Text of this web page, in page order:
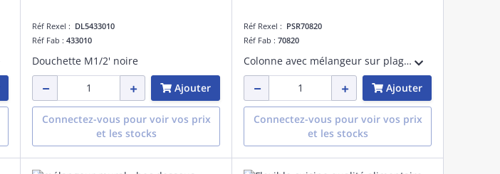
Réf Rexel : DL5433010
Réf Fab : 433010
Douchette M1/2' noire
Ajouter
Connectez-vous pour voir vos prix
et les stocks
Réf Rexel : PSR70820
Réf Fab : 70820
Colonne avec mélangeur sur plage, et douchette ergonomique 2 jets réglable, avec bec de longueur 250 mm. Hauteur de fixeation : 610 mm. Support mural réglable. Tête céramique 1/4 de tour plein débit. Débit 26L/min à 3 bar. Douchette 12L/min
Ajouter
Connectez-vous pour voir vos prix
et les stocks